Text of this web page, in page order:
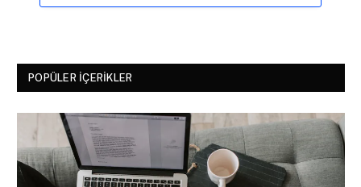
POPÜLER İÇERIKLER